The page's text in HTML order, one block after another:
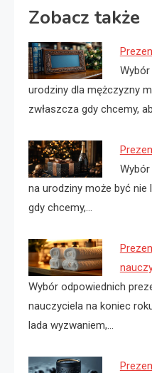
Zobacz także
urodziny dla mężczyzny
zwłaszcza gdy chcemy,
na urodziny może być nie
gdy chcemy,…
Wybór odpowiednich
nauczyciela na koniec
lada wyzwaniem,…